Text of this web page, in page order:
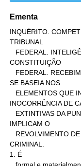
Ementa
INQUÉRITO.
TRIBUNAL
CONSTITUIÇÃO
SE BASEIA NOS
INOCORRÊNCIA DE
IMPLICAM O
CRIMINAL.
1. É